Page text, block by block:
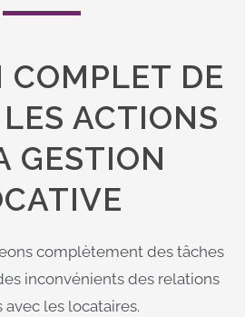
COMPLET DE
ACTIONS
GESTION
complètement des tâches
inconvénients des relations
avec les locataires.